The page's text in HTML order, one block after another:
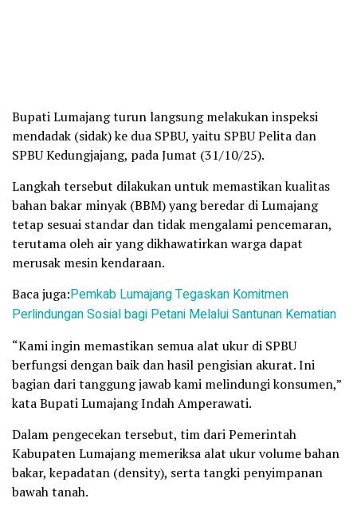
Bupati Lumajang turun langsung melakukan inspeksi
mendadak (sidak) ke dua SPBU, yaitu SPBU Pelita dan
SPBU Kedungjajang, pada Jumat (31/10/25).
Langkah tersebut dilakukan untuk memastikan kualitas
bahan bakar minyak (BBM) yang beredar di Lumajang
tetap sesuai standar dan tidak mengalami pencemaran,
terutama oleh air yang dikhawatirkan warga dapat
merusak mesin kendaraan.
Baca juga:Pemkab Lumajang Tegaskan Komitmen
Perlindungan Sosial bagi Petani Melalui Santunan Kematian
“Kami ingin memastikan semua alat ukur di SPBU
berfungsi dengan baik dan hasil pengisian akurat. Ini
bagian dari tanggung jawab kami melindungi konsumen,”
kata Bupati Lumajang Indah Amperawati.
Dalam pengecekan tersebut, tim dari Pemerintah
Kabupaten Lumajang memeriksa alat ukur volume bahan
bakar, kepadatan (density), serta tangki penyimpanan
bawah tanah.